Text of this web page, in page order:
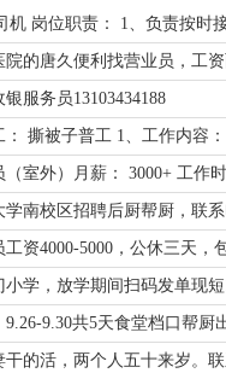
服务员13103434188